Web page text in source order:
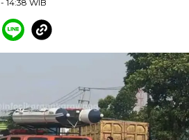
- 14:38 WIB